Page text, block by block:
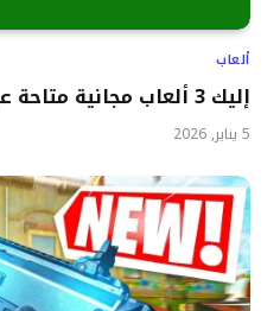
ألعاب
إليك 3 ألعاب مجانية متاحة عبر منصات إكس بوكس.
5 يناير, 2026